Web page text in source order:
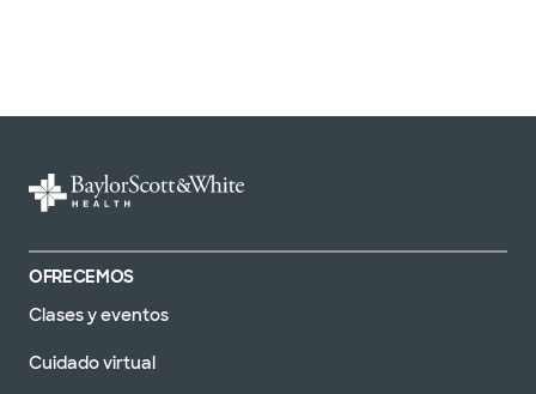
OFRECEMOS
Clases y eventos
Cuidado virtual